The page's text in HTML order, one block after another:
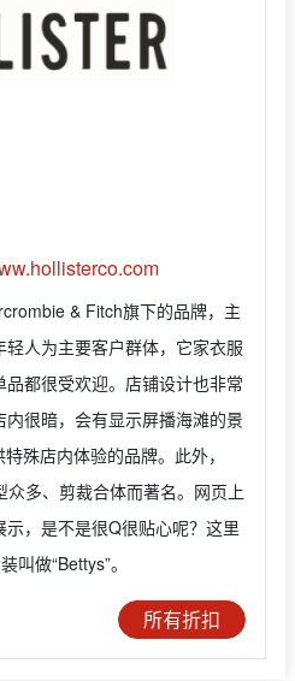
& Fitch旗下的品牌，主
人为主要客户群体，它家衣服
都很受欢迎。店铺设计也非常
很暗，会有显示屏播海滩的景
殊店内体验的品牌。此外，
众多、剪裁合体而著名。网页上
，是不是很Q很贴心呢？这里
叫做“Bettys”。
所有折扣